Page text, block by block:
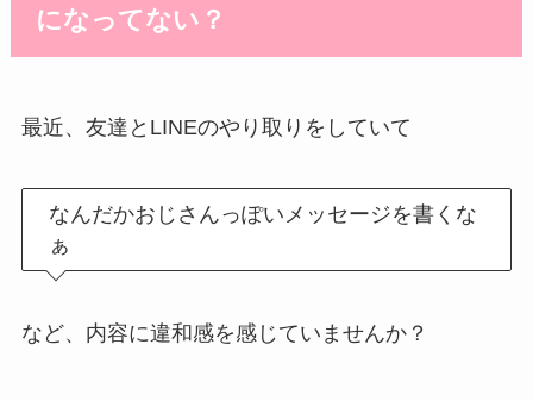
になってない？
最近、友達とLINEのやり取りをしていて
なんだかおじさんっぽいメッセージを書くな
ぁ
など、内容に違和感を感じていませんか？